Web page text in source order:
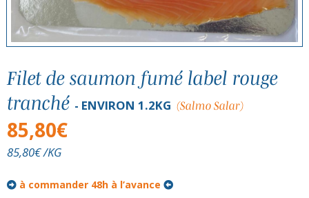
Filet de saumon fumé label rouge
tranché
ENVIRON 1.2KG (Salmo Salar)
85,80€
85,80€/KG
à commander 48h à l’avance